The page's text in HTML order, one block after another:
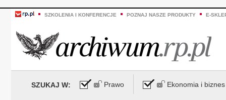
SZKOLENIA I KONFERENCJE POZNAJ NASZE PRODUKTY E-
SZUKAJ W: Prawo Ekonomia i biznes